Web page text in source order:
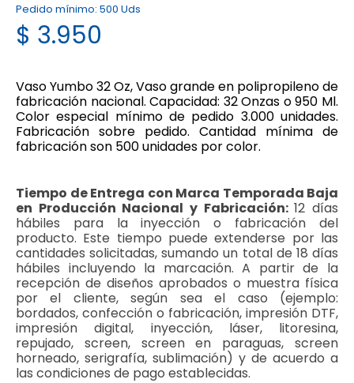
Pedido mínimo: 500 Uds
$ 3.950
Vaso Yumbo 32 Oz, Vaso grande en polipropileno de
fabricación nacional. Capacidad: 32 Onzas o 950 Ml.
Color especial mínimo de pedido 3.000 unidades.
Fabricación sobre pedido. Cantidad mínima de
fabricación son 500 unidades por color.
Tiempo de Entrega con Marca Temporada Baja
en Producción Nacional y Fabricación:12 días
hábiles para la inyección o fabricación del
producto. Este tiempo puede extenderse por las
cantidades solicitadas, sumando un total de 18 días
hábiles incluyendo la marcación. A partir de la
recepción de diseños aprobados o muestra física
por el cliente, según sea el caso (ejemplo:
bordados, confección o fabricación, impresión DTF,
impresión digital, inyección, láser, litoresina,
repujado, screen, screen en paraguas, screen
horneado, serigrafía, sublimación) y de acuerdo a
las condiciones de pago establecidas.